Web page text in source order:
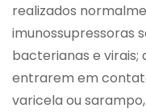
realizados
imunossupressoras
bacterianas e virais;
entrarem em
varicela ou